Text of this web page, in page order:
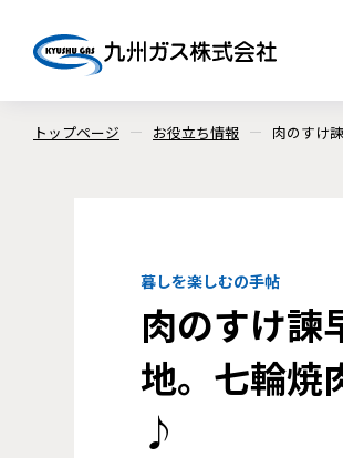
トップページ お役立ち情報 肉のすけ
暮しを楽しむの手帖
肉のすけ諫
地。七輪焼
♪